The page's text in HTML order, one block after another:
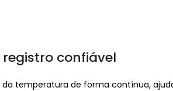
confiável
temperatura de forma contínua,